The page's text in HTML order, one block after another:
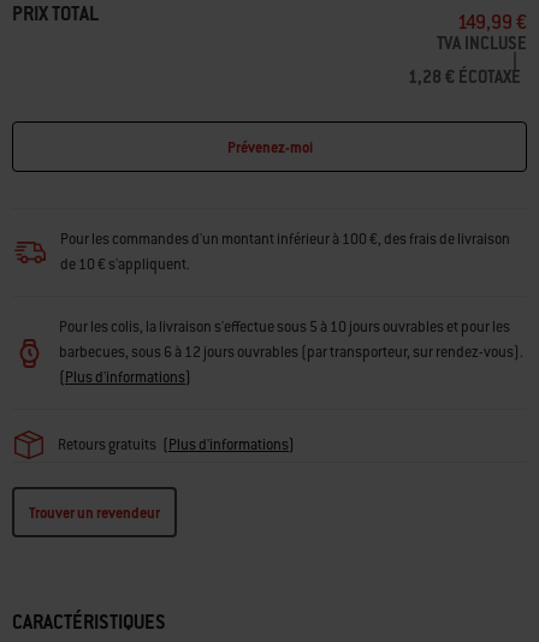
PRIX TOTAL 149,99 €
TVA INCLUSE
1,28 € ÉCOTAXE
Prévenez-moi
Pour les commandes d'un montant inférieur à 100 €, des frais de livraison
de 10 € s'appliquent.
Pour les colis, la livraison s'effectue sous 5 à 10 jours ouvrables et pour les
barbecues, sous 6 à 12 jours ouvrables (par transporteur, sur rendez-vous).
(Plus d'informations)
Retours gratuits (Plus d'informations)
Trouver un revendeur
CARACTÉRISTIQUES